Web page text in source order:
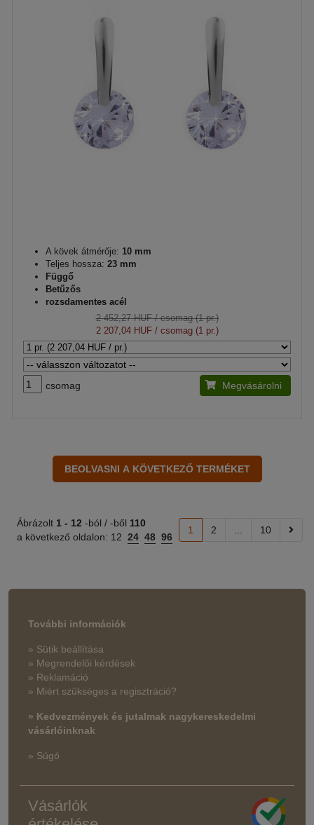
A kövek átmérője: 10 mm
Teljes hossza: 23 mm
Függő
Betűzős
rozsdamentes acél
2 452,27 HUF/ csomag (1 pr.)
2 207,04 HUF/ csomag (1 pr.)
csomag Megvásárolni
Ábrázolt 1 - 12 -ból / -ből 110
a következő oldalon: 12 24 48 96
1 2 10
További információk
» Sütik beállítása
» Megrendelői kérdések
» Reklamáció
» Miért szükséges a regisztráció?
» Kedvezmények és jutalmak nagykereskedelmi
vásárlóinknak
» Súgó
Vásárlók